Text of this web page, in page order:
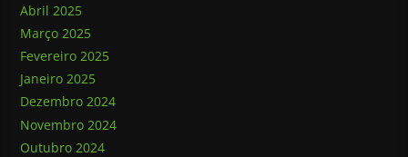
Abril 2025
Março 2025
Fevereiro 2025
Janeiro 2025
Dezembro 2024
Novembro 2024
Outubro 2024